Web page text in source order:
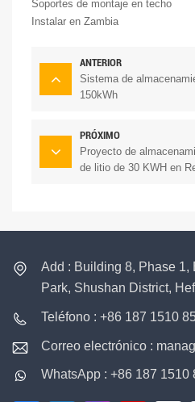
Soportes de montaje en techo
Instalar en Zambia
ANTERIOR
Sistema de
150kWh
PRÓXIMO
Proyecto de
de litio de 30 KWH en
Add : Building 8, Phase 1,
Park, Shushan District,
Teléfono : +86 187 1510
Correo electrónico :
WhatsApp : +86 187 1510